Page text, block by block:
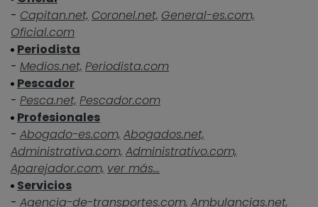
- Capitan.net, Coronel.net, General-es.com,
Oficial.com
Periodista
- Medios.net, Periodista.com
Pescador
- Pesca.net, Pescador.com
Profesionales
- Abogado-es.com, Abogados.net,
Administrativa.com, Administrativo.com,
Aparejador.com, ver más...
Servicios
- Agencia-de-transportes.com, Ambulancias.net,